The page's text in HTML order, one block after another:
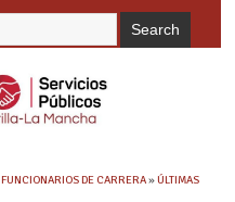
FUNCIONARIOS DE CARRERA»ÚLTIMAS